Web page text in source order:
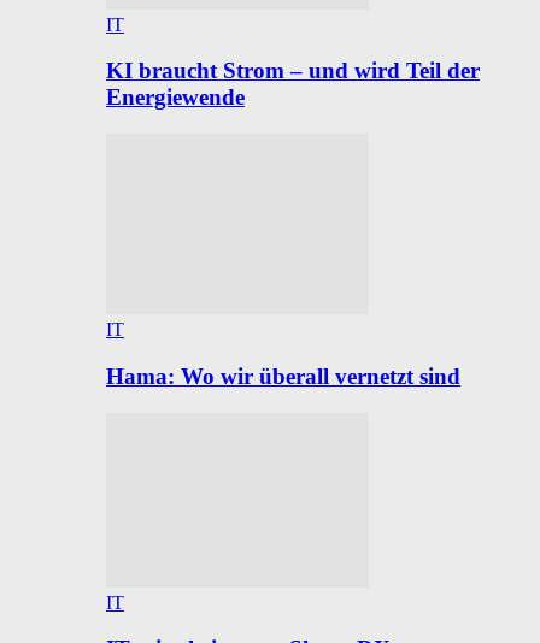
IT
KI braucht Strom – und wird Teil der
Energiewende
IT
Hama: Wo wir überall vernetzt sind
IT